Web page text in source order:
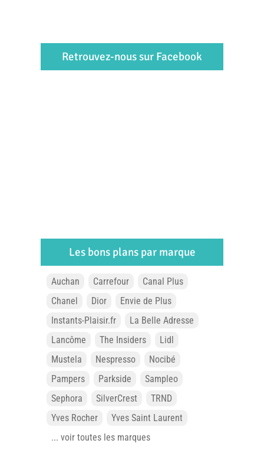
Retrouvez-nous sur Facebook
Les bons plans par marque
Auchan Carrefour
Canal Plus
Chanel
Dior
Envie de Plus
Instants-Plaisir.fr
La Belle Adresse
Lancôme
The Insiders
Lidl
Mustela
Nespresso
Nocibé
Pampers
Parkside
Sampleo
Sephora
SilverCrest
TRND
Yves Rocher
Yves Saint Laurent
... voir toutes les marques